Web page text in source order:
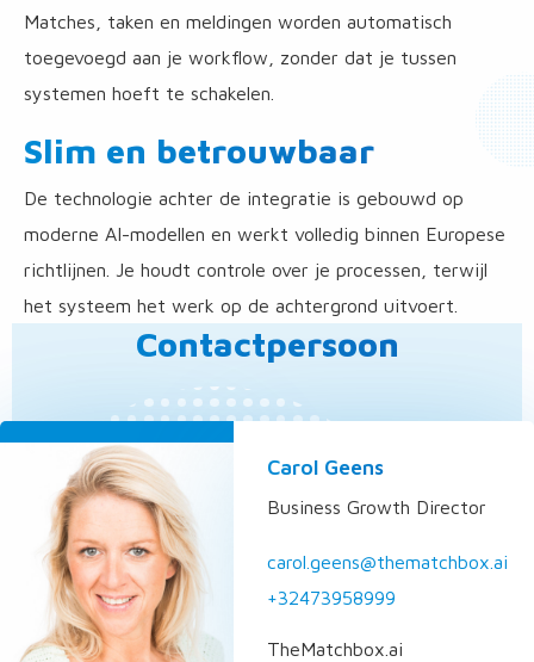
Matches, taken en meldingen worden automatisch
toegevoegd aan je workflow, zonder dat je tussen
systemen hoeft te schakelen.
Slim en betrouwbaar
De technologie achter de integratie is gebouwd op
moderne AI-modellen en werkt volledig binnen Europese
richtlijnen. Je houdt controle over je processen, terwijl
het systeem het werk op de achtergrond uitvoert.
Contactpersoon
Carol Geens
Business Growth Director
carol.geens@thematchbox.ai
+32473958999
TheMatchbox.ai